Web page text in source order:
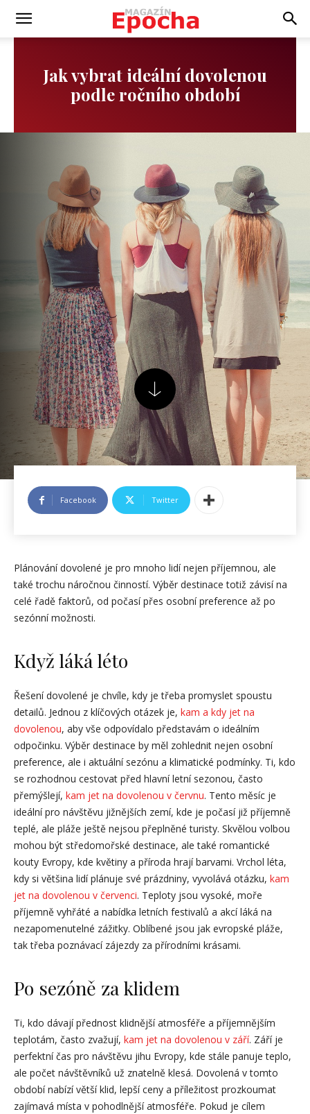
Jak vybrat ideální dovolenou
podle ročního období
Facebook Twitter
Plánování dovolené je pro mnoho lidí nejen příjemnou, ale
také trochu náročnou činností. Výběr destinace totiž závisí na
celé řadě faktorů, od počasí přes osobní preference až po
sezónní možnosti.
Když láká léto
Řešení dovolené je chvíle, kdy je třeba promyslet spoustu
detailů. Jednou z klíčových otázek je, kam a kdy jet na
dovolenou, aby vše odpovídalo představám o ideálním
odpočinku. Výběr destinace by měl zohlednit nejen osobní
preference, ale i aktuální sezónu a klimatické podmínky. Ti, kdo
se rozhodnou cestovat před hlavní letní sezonou, často
přemýšlejí, kam jet na dovolenou v červnu. Tento měsíc je
ideální pro návštěvu jižnějších zemí, kde je počasí již příjemně
teplé, ale pláže ještě nejsou přeplněné turisty. Skvělou volbou
mohou být středomořské destinace, ale také romantické
kouty Evropy, kde květiny a příroda hrají barvami. Vrchol léta,
kdy si většina lidí plánuje své prázdniny, vyvolává otázku, kam
jet na dovolenou v červenci. Teploty jsou vysoké, moře
příjemně vyhřáté a nabídka letních festivalů a akcí láká na
nezapomenutelné zážitky. Oblíbené jsou jak evropské pláže,
tak třeba poznávací zájezdy za přírodními krásami.
Po sezóně za klidem
Ti, kdo dávají přednost klidnější atmosféře a příjemnějším
teplotám, často zvažují, kam jet na dovolenou v září. Září je
perfektní čas pro návštěvu jihu Evropy, kde stále panuje teplo,
ale počet návštěvníků už znatelně klesá. Dovolená v tomto
období nabízí větší klid, lepší ceny a příležitost prozkoumat
zajímavá místa v pohodlnější atmosféře. Pokud je cílem